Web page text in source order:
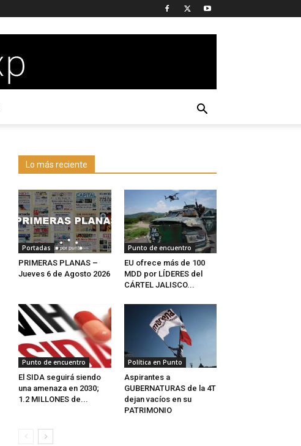
Lo más reciente
Portadas
PRIMERAS PLANAS –
Jueves 6 de Agosto 2026
Punto de encuentro
EU ofrece más de 100
MDD por LÍDERES del
CÁRTEL JALISCO...
Punto de encuentro
El SIDA seguirá siendo
una amenaza en 2030;
1.2 MILLONES de...
Política en Punto
Aspirantes a
GUBERNATURAS de la 4T
dejan vacíos en su
PATRIMONIO